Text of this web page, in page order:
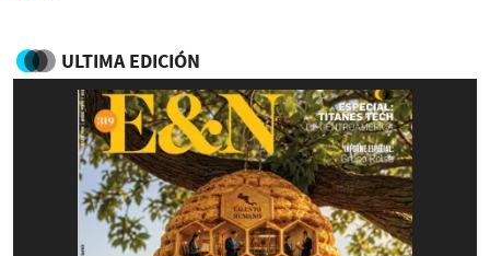
ULTIMA EDICIÓN